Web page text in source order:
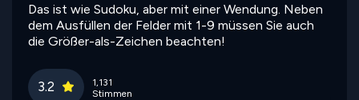
Das ist wie Sudoku, aber mit einer Wendung. Neben
dem Ausfüllen der Felder mit 1-9 müssen Sie auch
die Größer-als-Zeichen beachten!
3.2
1,131
Stimmen